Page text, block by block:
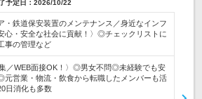
予定日：2026/10/22
・鉄道保安装置のメンテナンス／身近なインフ
心・安全な社会に貢献！〉◎チェックリストに
事の管理など
集／WEB面接OK！〉◎男女不問◎未経験でも安
元営業・物流・飲食から転職したメンバーも活
日消化も多数